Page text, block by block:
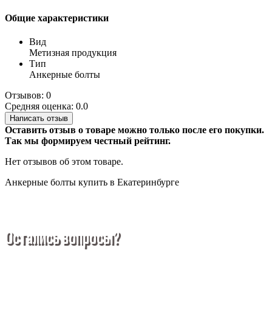
Общие характеристики
Вид
Метизная продукция
Тип
Анкерные болты
Отзывов: 0
Средняя оценка: 0.0
Написать отзыв
Оставить отзыв о товаре можно только после его покупки.
Так мы формируем честный рейтинг.
Нет отзывов об этом товаре.
Анкерные болты купить в Екатеринбурге
Остались вопросы?